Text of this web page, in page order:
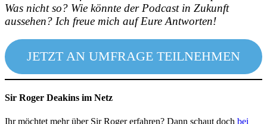
Was nicht so? Wie könnte der Podcast in Zukunft
aussehen? Ich freue mich auf Eure Antworten!
JETZT AN UMFRAGE TEILNEHMEN
Sir Roger Deakins im Netz
Ihr möchtet mehr über Sir Roger erfahren? Dann schaut doch bei